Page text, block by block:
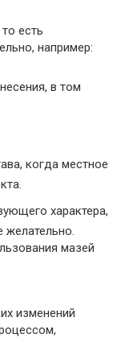
есть
например:
в том
когда местное
характера,
желательно.
изменений